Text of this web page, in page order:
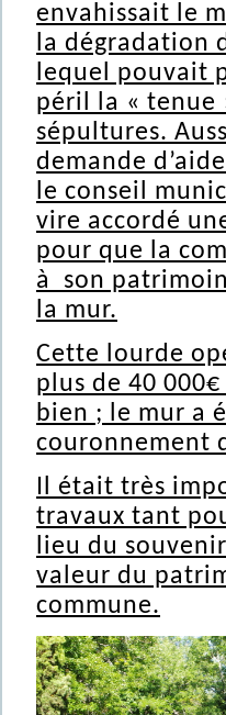
envahissait le
la dégradation
lequel pouvait
péril la « tenue
sépultures.
demande
le conseil
vire accordé
pour que la
à son
la mur.
Cette lourde
plus de 40
bien ; le mur a
couronnement
Il était très
travaux tant
lieu du
valeur du
commune.